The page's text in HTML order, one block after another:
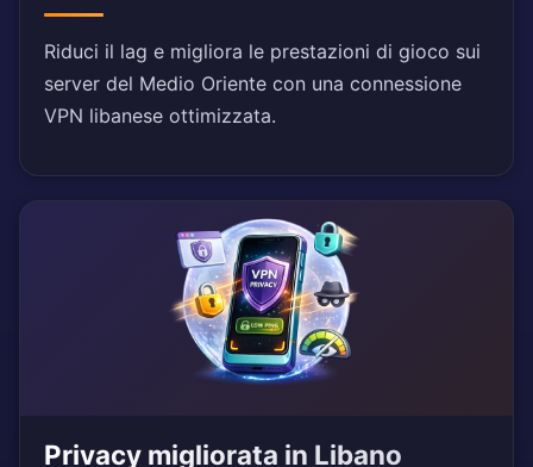
Riduci il lag e migliora le prestazioni di gioco sui
server del Medio Oriente con una connessione
VPN libanese ottimizzata.
Privacy migliorata in Libano